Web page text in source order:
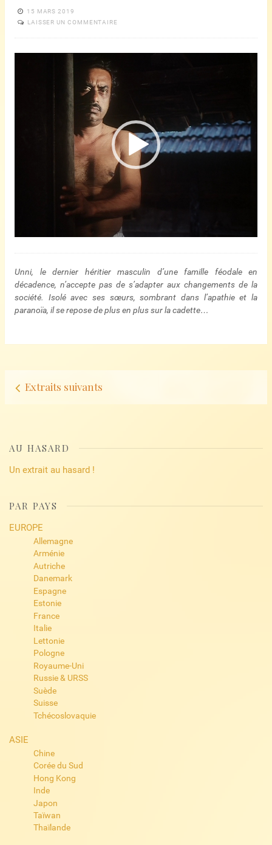
15 MARS 2019
LAISSER UN COMMENTAIRE
Unni, le dernier héritier masculin d’une famille féodale en
décadence, n’accepte pas de s’adapter aux changements de la
société. Isolé avec ses sœurs, sombrant dans l’apathie et la
paranoïa, il se repose de plus en plus sur la cadette…
Navigation
Extraits suivants
AU HASARD
Un extrait au hasard !
PAR PAYS
EUROPE
Allemagne
Arménie
Autriche
Danemark
Espagne
Estonie
France
Italie
Lettonie
Pologne
Royaume-Uni
Russie & URSS
Suède
Suisse
Tchécoslovaquie
ASIE
Chine
Corée du Sud
Hong Kong
Inde
Japon
Taïwan
Thaïlande